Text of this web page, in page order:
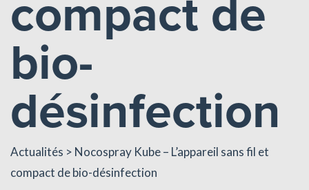
bio-
désinfection
Actualités > Nocospray Kube – L’appareil sans fil et
compact de bio-désinfection